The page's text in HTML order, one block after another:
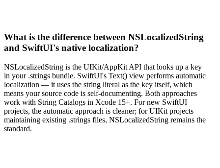
What is the difference between NSLocalizedString
and SwiftUI's native localization?
NSLocalizedString is the UIKit/AppKit API that looks up a key
in your .strings bundle. SwiftUI's Text() view performs automatic
localization — it uses the string literal as the key itself, which
means your source code is self-documenting. Both approaches
work with String Catalogs in Xcode 15+. For new SwiftUI
projects, the automatic approach is cleaner; for UIKit projects
maintaining existing .strings files, NSLocalizedString remains the
standard.